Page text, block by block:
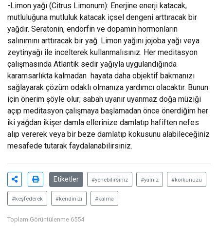
-Limon yağı (Citrus Limonum): Enerjine enerji katacak,
mutluluğuna mutluluk katacak içsel dengeni arttıracak bir
yağdır. Seratonin, endorfin ve dopamin hormonların
salınımını arttıracak bir yağ. Limon yağını jojoba yağı veya
zeytinyağı ile incelterek kullanmalısınız. Her meditasyon
çalışmasında Atlantik sedir yağıyla uygulandığında
karamsarlıkta kalmadan hayata daha objektif bakmanızı
sağlayarak çözüm odaklı olmanıza yardımcı olacaktır. Bunun
için önerim şöyle olur; sabah uyanır uyanmaz doğa müziği
açıp meditasyon çalışmaya başlamadan önce önerdiğim her
iki yağdan ikişer damla ellerinize damlatıp hafiften nefes
alıp vererek veya bir beze damlatıp kokusunu alabileceğiniz
mesafede tutarak faydalanabilirsiniz.
Etiketler #yenebilirsiniz #yalnız #korkunuzu
#keşfederek #kendinizi #kalma
Toplam Görüntülenme 6554